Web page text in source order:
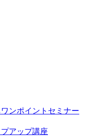
ンポイントセミナー
アップ講座